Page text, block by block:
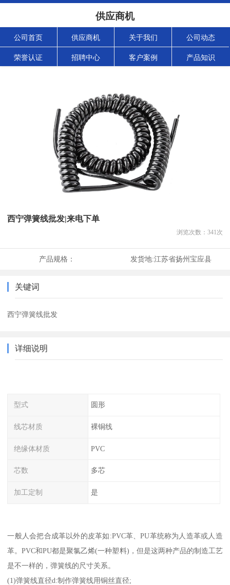
供应商机
公司首页 供应商机 关于我们 公司动态
荣誉认证 招聘中心 客户案例 产品知识
西宁弹簧线批发|来电下单
浏览次数： 341次
产品规格： 发货地:江苏省扬州宝应县
关键词
西宁弹簧线批发
详细说明
型式 圆形
线芯材质 裸铜线
绝缘体材质 PVC
芯数 多芯
加工定制 是
一般人会把合成革以外的皮革如:PVC革、PU革统称为人造革或人造
革。PVC和PU都是聚氯乙烯(一种塑料)，但是这两种产品的制造工艺
是不一样的，弹簧线的尺寸关系。
(1)弹簧线直径d:制作弹簧线用铜丝直径;